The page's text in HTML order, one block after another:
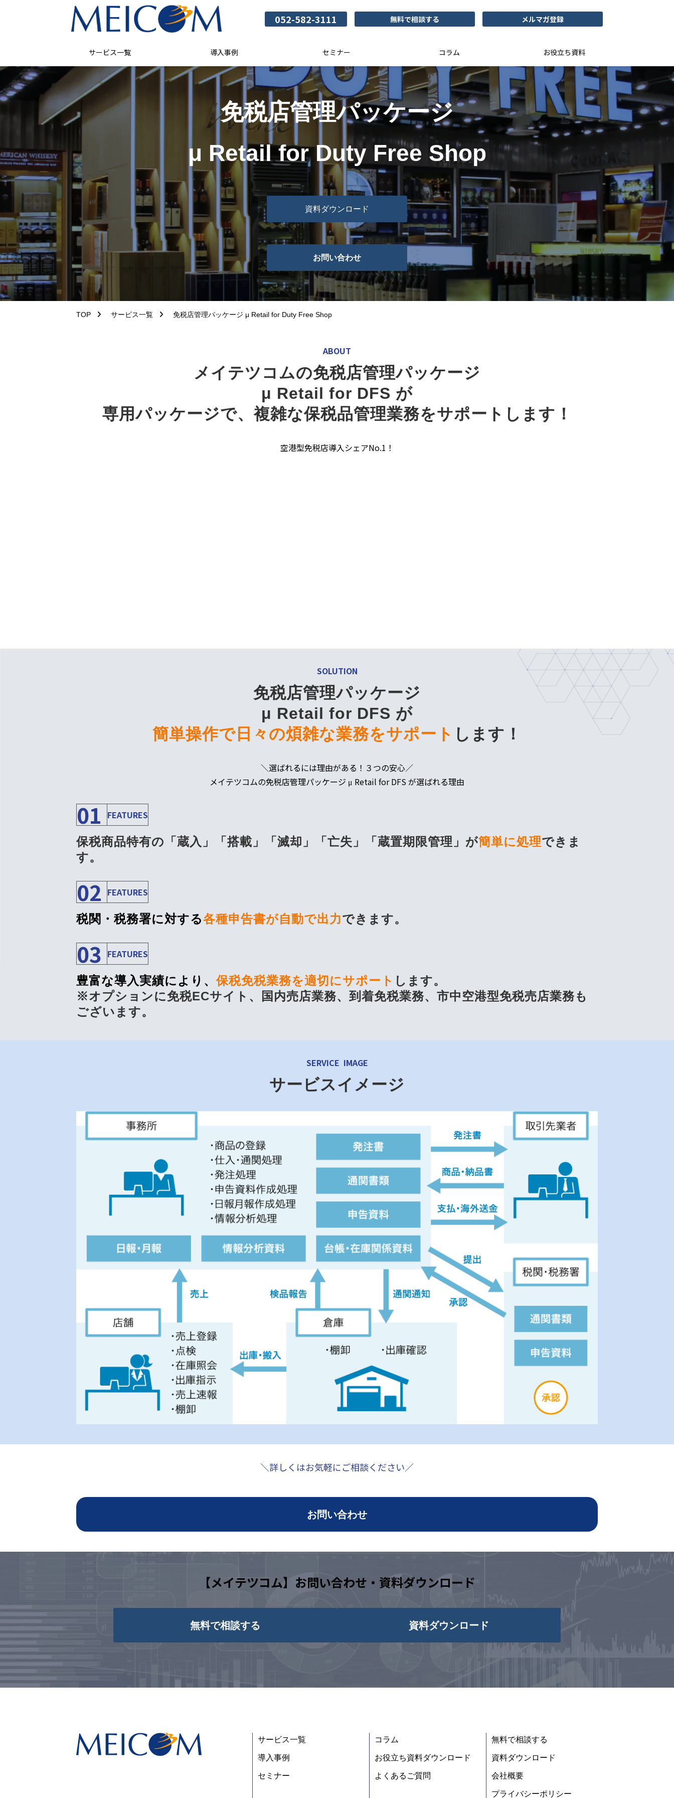
052-582-3111 無料で相談する メルマガ登録
サービス一覧 導入事例 セミナー コラム お役立ち資料
免税店管理パッケージ
μ Retail for Duty Free Shop
資料ダウンロード
お問い合わせ
TOP サービス一覧 免税店管理パッケージ μ Retail for Duty Free Shop
ABOUT
メイテツコムの免税店管理パッケージ
μ Retail for DFS が
専用パッケージで、複雑な保税品管理業務をサポートします！
空港型免税店導入シェアNo.1！
SOLUTION
免税店管理パッケージ
μ Retail for DFS が
簡単操作で日々の煩雑な業務をサポート します！
＼選ばれるには理由がある！３つの安心／
メイテツコムの免税店管理パッケージ μ Retail for DFS が選ばれる理由
01 FEATURES
保税商品特有の「蔵入」「搭載」「滅却」「亡失」「蔵置期限管理」が簡単に処理できま
す。
02 FEATURES
税関・税務署に対する各種申告書が自動で出力できます。
03 FEATURES
豊富な導入実績により、保税免税業務を適切にサポート します。
※オプションに免税ECサイト、国内売店業務、到着免税業務、市中空港型免税売店業務も
ございます。
SERVICE IMAGE
サービスイメージ
＼詳しくはお気軽にご相談ください／
お問い合わせ
【メイテツコム】お問い合わせ・資料ダウンロード
無料で相談する 資料ダウンロード
サービス一覧
導入事例
セミナー
コラム
お役立ち資料ダウンロード
よくあるご質問
無料で相談する
資料ダウンロード
会社概要
プライバシーポリシー